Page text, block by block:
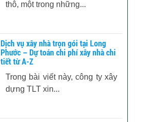
thô, một trong những...
Dịch vụ xây nhà trọn gói tại Long
Phước – Dự toán chi phí xây nhà chi
tiết từ A-Z
Trong bài viết này, công ty xây
dựng TLT xin...